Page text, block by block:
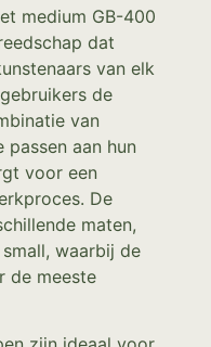
medium GB-400
dat
van elk
de
van
aan hun
voor een
De
maten,
waarbij de
de meeste